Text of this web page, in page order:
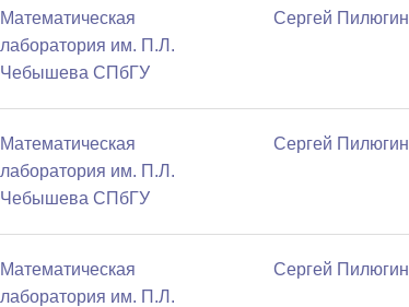
Математичеcкая
лаборатория им. П.Л.
Чебышева СПбГУ
Сергей Пилюгин
Математичеcкая
лаборатория им. П.Л.
Чебышева СПбГУ
Сергей Пилюгин
Математичеcкая
лаборатория им. П.Л.
Сергей Пилюгин